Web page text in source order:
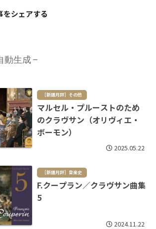
をシェアする
動生成
［新譜月評］その他
マルセル・プルーストのため
のクラヴサン（オリヴィエ・
ボーモン）
2025.05.22
［新譜月評］音楽史
F.クープラン／クラヴサン曲集
5
2024.11.22